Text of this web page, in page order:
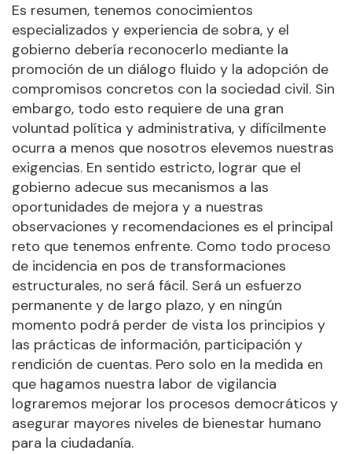
Es resumen, tenemos conocimientos
especializados y experiencia de sobra, y el
gobierno debería reconocerlo mediante la
promoción de un diálogo fluido y la adopción de
compromisos concretos con la sociedad civil. Sin
embargo, todo esto requiere de una gran
voluntad política y administrativa, y difícilmente
ocurra a menos que nosotros elevemos nuestras
exigencias. En sentido estricto, lograr que el
gobierno adecue sus mecanismos a las
oportunidades de mejora y a nuestras
observaciones y recomendaciones es el principal
reto que tenemos enfrente. Como todo proceso
de incidencia en pos de transformaciones
estructurales, no será fácil. Será un esfuerzo
permanente y de largo plazo, y en ningún
momento podrá perder de vista los principios y
las prácticas de información, participación y
rendición de cuentas. Pero solo en la medida en
que hagamos nuestra labor de vigilancia
lograremos mejorar los procesos democráticos y
asegurar mayores niveles de bienestar humano
para la ciudadanía.